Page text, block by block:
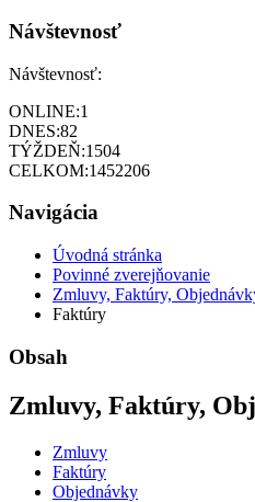
Návštevnosť
Návštevnosť:
ONLINE:1
DNES:82
TÝŽDEŇ:1504
CELKOM:1452206
Navigácia
Úvodná stránka
Povinné zverejňovanie
Zmluvy, Faktúry,
Faktúry
Obsah
Zmluvy, Faktúry,
Zmluvy
Faktúry
Objednávky